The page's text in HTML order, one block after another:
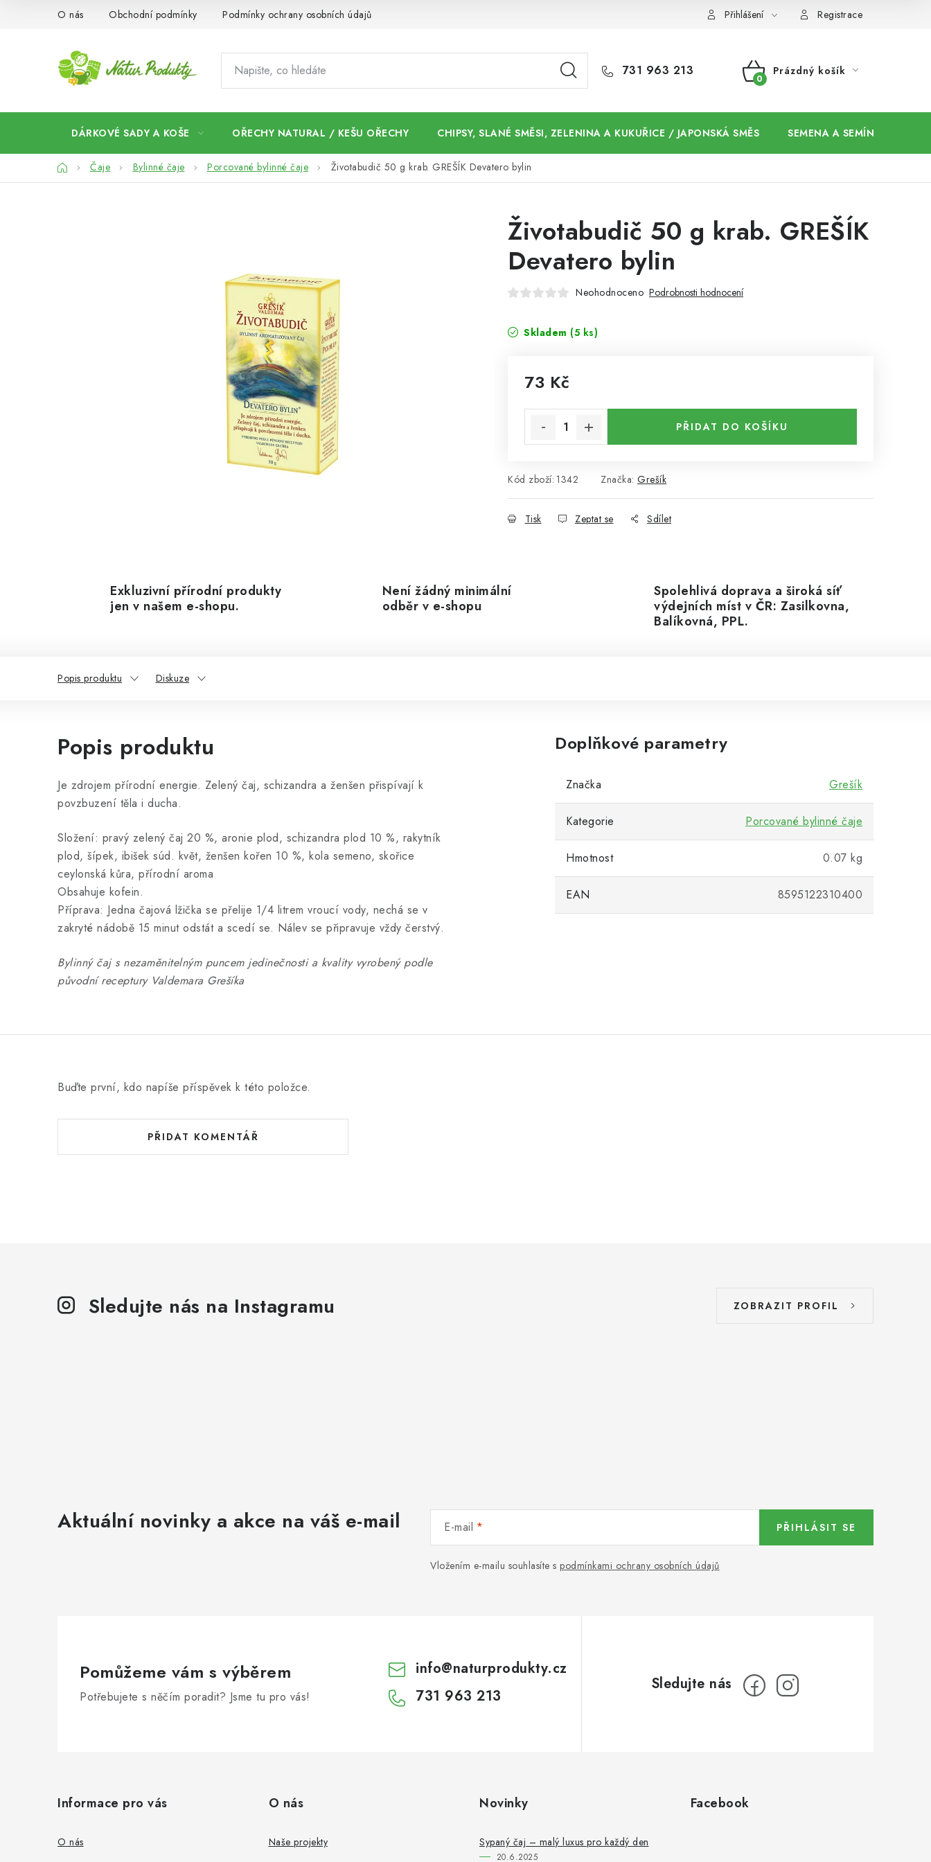
O nás Obchodní podmínky Podmínky ochrany osobních údajů Přihlášení Registrace
731 963 213
NÁKUPNÍ
Prázdný košík
DÁRKOVÉ SADY A KOŠE OŘECHY NATURAL / KEŠU OŘECHY CHIPSY, SLANÉ SMĚSI, ZELENINA A KUKUŘICE / JAPONSKÁ SMĚS SEMENA A SEMÍNKA / CHIA
DomůČaje Bylinné čaje Porcované bylinné čaje Životabudič 50 g krab. GREŠÍK Devatero bylin
Životabudič 50 g krab. GREŠÍK
Devatero bylin
Neohodnoceno Podrobnosti hodnocení
Skladem (5 ks)
73 Kč
PŘIDAT DO KOŠÍKU
Kód zboží: 1342 Značka: Grešík
Tisk Zeptat se Sdílet
Exkluzivní přírodní produkty
jen v našem e-shopu.
Není žádný minimální
odběr v e-shopu
Spolehlivá doprava a široká síť
výdejních míst v ČR: Zasilkovna,
Balíkovná, PPL.
Popis produktu Diskuze
Popis produktu
Je zdrojem přírodní energie. Zelený čaj, schizandra a ženšen přispívají k
povzbuzení těla i ducha.
Složení: pravý zelený čaj 20 %, aronie plod, schizandra plod 10 %, rakytník
plod, šípek, ibišek súd. květ, ženšen kořen 10 %, kola semeno, skořice
ceylonská kůra, přírodní aroma
Obsahuje kofein.
Příprava: Jedna čajová lžička se přelije 1/4 litrem vroucí vody, nechá se v
zakryté nádobě 15 minut odstát a scedí se. Nálev se připravuje vždy čerstvý.
Bylinný čaj s nezaměnitelným puncem jedinečnosti a kvality vyrobený podle
původní receptury Valdemara Grešíka
Doplňkové parametry
Značka Grešík
Kategorie Porcované bylinné čaje
Hmotnost 0.07 kg
EAN 8595122310400
Buďte první, kdo napíše příspěvek k této položce.
PŘIDAT KOMENTÁŘ
Sledujte nás na Instagramu ZOBRAZIT PROFIL
Aktuální novinky a akce na váš e-mail E-mail
Vložením e-mailu souhlasíte s podmínkami ochrany osobních údajů
PŘIHLÁSIT SE
Pomůžeme vám s výběrem
Potřebujete s něčím poradit? Jsme tu pro vás!
info@naturprodukty.cz
731 963 213
Informace pro vás
O nás
O nás
Naše projekty
Novinky
Sypaný čaj – malý luxus pro každý den
20.6.2025
Facebook